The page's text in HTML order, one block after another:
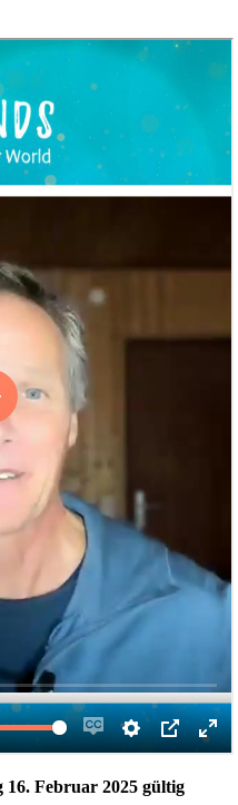
16. Februar 2025 gültig